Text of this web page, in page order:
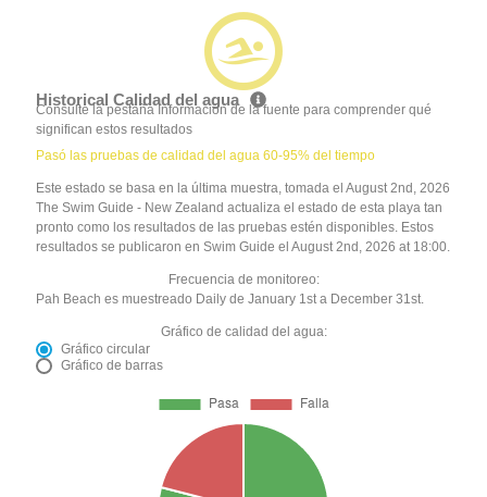
Historical Calidad del agua
Consulte la pestaña Información de la fuente para comprender qué
significan estos resultados
Pasó las pruebas de calidad del agua 60-95% del tiempo
Este estado se basa en la última muestra, tomada el August 2nd, 2026
The Swim Guide - New Zealand actualiza el estado de esta playa tan
pronto como los resultados de las pruebas estén disponibles. Estos
resultados se publicaron en Swim Guide el August 2nd, 2026 at 18:00.
Frecuencia de monitoreo:
Pah Beach es muestreado Daily de January 1st a December 31st.
Gráfico de calidad del agua:
Gráfico circular
Gráfico de barras